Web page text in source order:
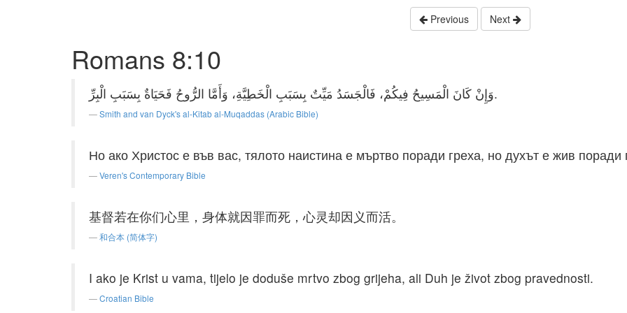
Previous Next
Romans 8:10
وَإِنْ كَانَ الْمَسِيحُ فِيكُمْ، فَالْجَسَدُ مَيِّتٌ بِسَبَبِ الْخَطِيَّةِ، وَأَمَّا الرُّوحُ فَحَيَاةٌ بِسَبَبِ الْبِرِّ.
Smith and van Dyck's al-Kitab al-Muqaddas (Arabic Bible)
Но ако Христос е във вас, тялото наистина е мъртво поради греха, но духът е жив поради
Veren's Contemporary Bible
基督若在你们心里，身体就因罪而死，心灵却因义而活。
和合本 (简体字)
I ako je Krist u vama, tijelo je doduše mrtvo zbog grijeha, ali Duh je život zbog pravednosti.
Croatian Bible